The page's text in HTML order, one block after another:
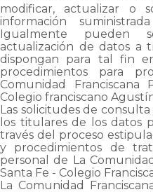
modificar, actualizar o
información
Igualmente pueden
actualización de datos a
dispongan para tal fin
procedimientos para
Comunidad
Colegio franciscano
Las solicitudes de
los titulares de los datos
través del proceso
y procedimientos de
personal de La
Santa Fe - Colegio
La Comunidad